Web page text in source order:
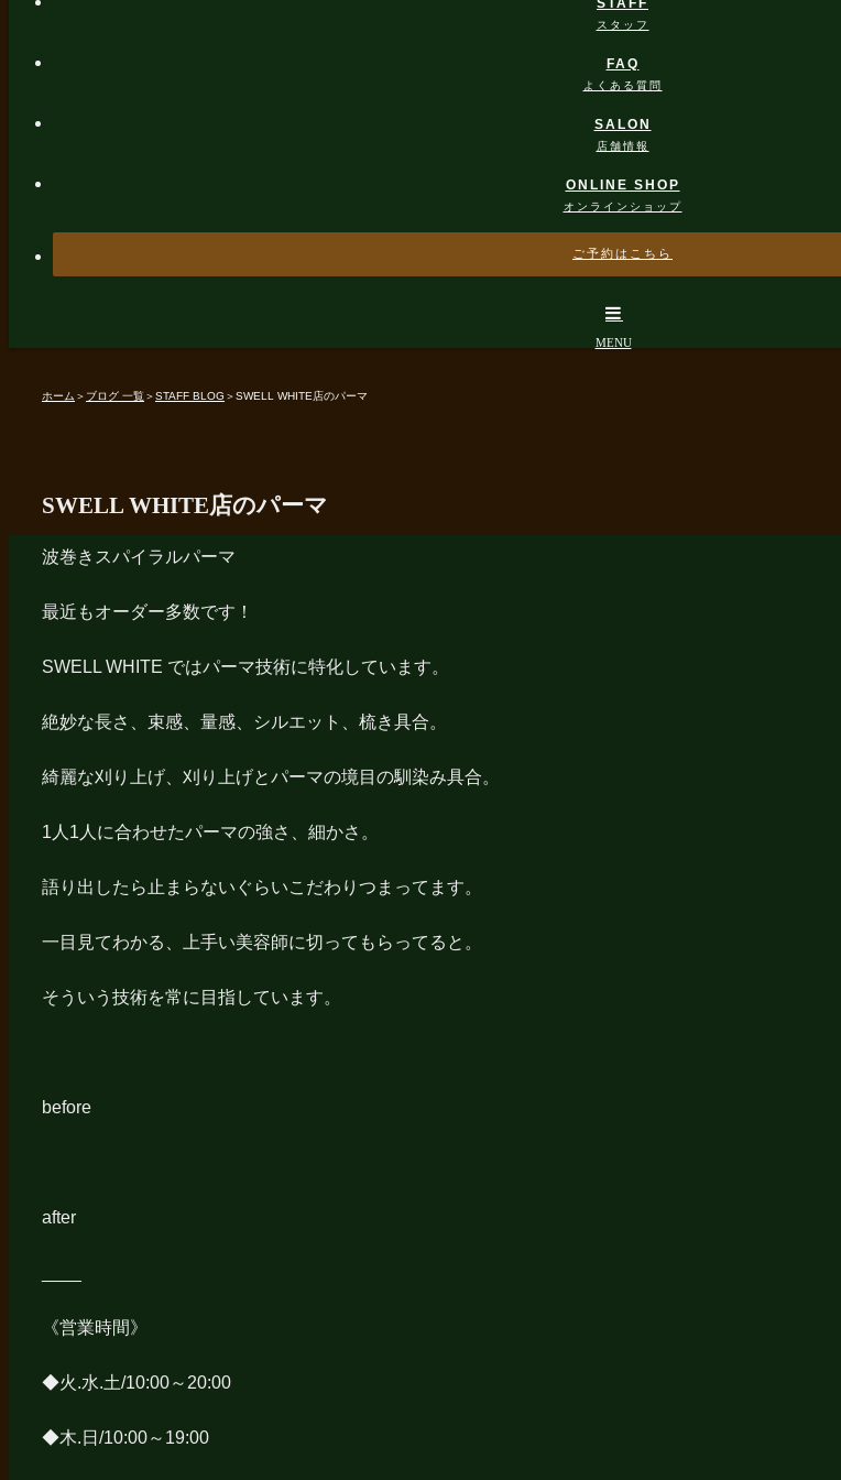
STAFF
スタッフ
FAQ
よくある質問
SALON
店舗情報
ONLINE SHOP
オンラインショップ
CONTACT
ご予約はこちら
ホーム ＞ ブログ 一覧＞STAFF BLOG ＞SWELL WHITE店のパーマ
SWELL WHITE店のパーマ
波巻きスパイラルパーマ
最近もオーダー多数です！
SWELL WHITE ではパーマ技術に特化しています。
絶妙な長さ、束感、量感、シルエット、梳き具合。
綺麗な刈り上げ、刈り上げとパーマの境目の馴染み具合。
1人1人に合わせたパーマの強さ、細かさ。
語り出したら止まらないぐらいこだわりつまってます。
一目見てわかる、上手い美容師に切ってもらってると。
そういう技術を常に目指しています。
before
after
《営業時間》
◆火.水.土/10:00～20:00
◆木.日/10:00～19:00